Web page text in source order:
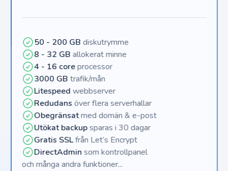
50 - 200 GB diskutrymme
8 - 32 GB allokerat minne
4 - 16 coreprocessor
3000 GB trafik/mån
Litespeed webbserver
Redudans över flera serverhallar
Obegränsatmed domän & e-post
Utökat backupsparas i 30 dagar
Gratis SSLfrån Let’s Encrypt
DirectAdmin som kontrollpanel
och många andra funktioner...